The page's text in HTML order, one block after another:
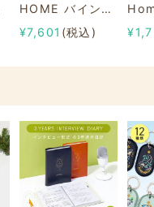
HOME バインダーアルバム〈L〉３年分セット
¥7,601 (税込)